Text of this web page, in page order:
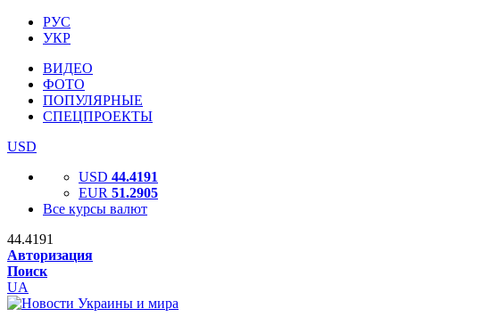
РУС
УКР
ВИДЕО
ФОТО
ПОПУЛЯРНЫЕ
СПЕЦПРОЕКТЫ
USD
USD 44.4191
EUR 51.2905
Все курсы валют
44.4191
Авторизация
Поиск
UA